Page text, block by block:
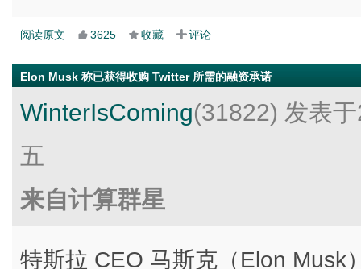
阅读原文 3625 收藏 评论
Elon Musk 称已获得收购 Twitter 所需的融资承诺
WinterIsComing(31822) 发表
五
来自计算群星
特斯拉 CEO 马斯克（Elon Musk